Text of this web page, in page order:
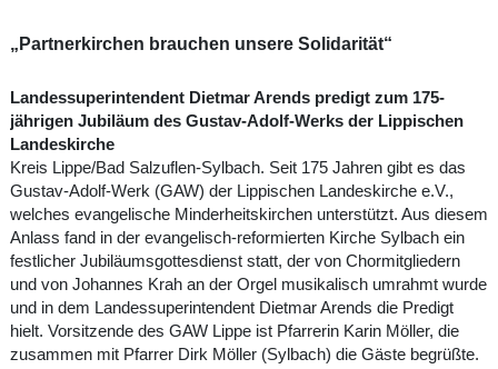
„Partnerkirchen brauchen unsere Solidarität“
Landessuperintendent Dietmar Arends predigt zum 175-
jährigen Jubiläum des Gustav-Adolf-Werks der Lippischen
Landeskirche
Kreis Lippe/Bad Salzuflen-Sylbach. Seit 175 Jahren gibt es das
Gustav-Adolf-Werk (GAW) der Lippischen Landeskirche e.V.,
welches evangelische Minderheitskirchen unterstützt. Aus diesem
Anlass fand in der evangelisch-reformierten Kirche Sylbach ein
festlicher Jubiläumsgottesdienst statt, der von Chormitgliedern
und von Johannes Krah an der Orgel musikalisch umrahmt wurde
und in dem Landessuperintendent Dietmar Arends die Predigt
hielt. Vorsitzende des GAW Lippe ist Pfarrerin Karin Möller, die
zusammen mit Pfarrer Dirk Möller (Sylbach) die Gäste begrüßte.